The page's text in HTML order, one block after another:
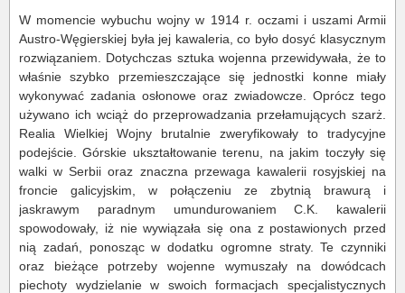
W momencie wybuchu wojny w 1914 r. oczami i uszami Armii
Austro-Węgierskiej była jej kawaleria, co było dosyć klasycznym
rozwiązaniem. Dotychczas sztuka wojenna przewidywała, że to
właśnie szybko przemieszczające się jednostki konne miały
wykonywać zadania osłonowe oraz zwiadowcze. Oprócz tego
używano ich wciąż do przeprowadzania przełamujących szarż.
Realia Wielkiej Wojny brutalnie zweryfikowały to tradycyjne
podejście. Górskie ukształtowanie terenu, na jakim toczyły się
walki w Serbii oraz znaczna przewaga kawalerii rosyjskiej na
froncie galicyjskim, w połączeniu ze zbytnią brawurą i
jaskrawym paradnym umundurowaniem C.K. kawalerii
spowodowały, iż nie wywiązała się ona z postawionych przed
nią zadań, ponosząc w dodatku ogromne straty. Te czynniki
oraz bieżące potrzeby wojenne wymuszały na dowódcach
piechoty wydzielanie w swoich formacjach specjalistycznych